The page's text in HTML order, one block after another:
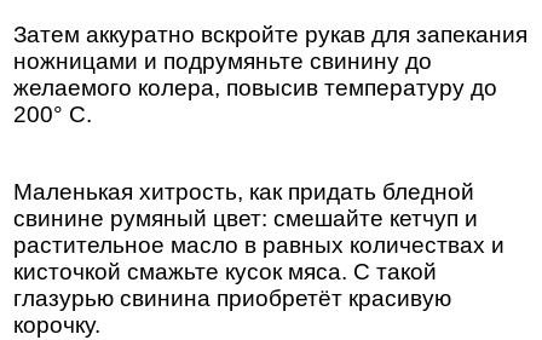
Затем аккуратно вскройте рукав для запекания
ножницами и подрумяньте свинину до
желаемого колера, повысив температуру до
200° С.
Маленькая хитрость, как придать бледной
свинине румяный цвет: смешайте кетчуп и
растительное масло в равных количествах и
кисточкой смажьте кусок мяса. С такой
глазурью свинина приобретёт красивую
корочку.